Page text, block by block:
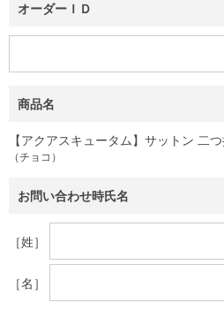
オーダーＩＤ
商品名
【アクアスキュータム】サットン 二
（チョコ）
お問い合わせ時氏名
［姓］
［名］